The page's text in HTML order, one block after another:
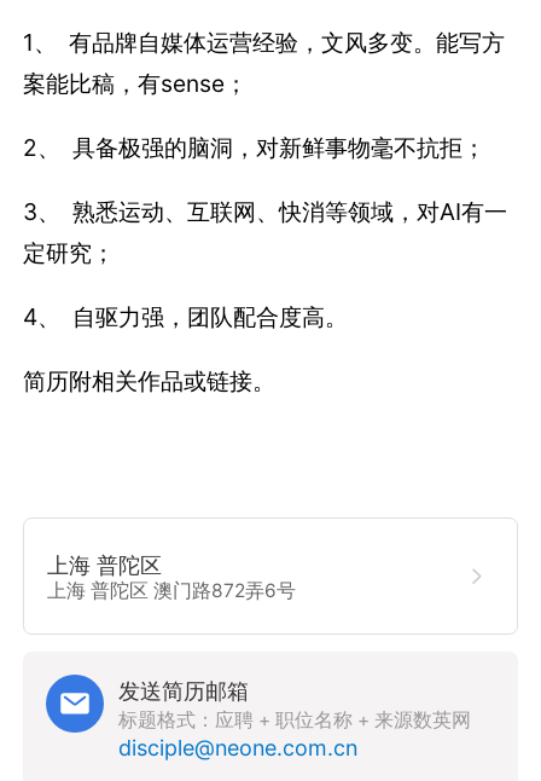
1、 有品牌自媒体运营经验，文风多变。能写方
案能比稿，有sense；
2、 具备极强的脑洞，对新鲜事物毫不抗拒；
3、 熟悉运动、互联网、快消等领域，对AI有一
定研究；
4、 自驱力强，团队配合度高。
简历附相关作品或链接。
上海 普陀区
上海 普陀区 澳门路872弄6号

发送简历邮箱
标题格式：应聘 + 职位名称 + 来源数英网
disciple@neone.com.cn